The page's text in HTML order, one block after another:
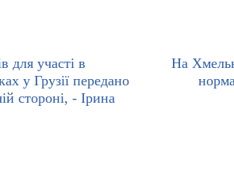
для участі в
у Грузії передано
стороні, - Ірина
На